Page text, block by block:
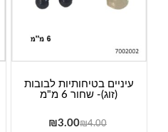
עיניים בטיחותיות לבובות
(זוג)- שחור 6 מ"מ
₪4.00
המחיר
₪3.00